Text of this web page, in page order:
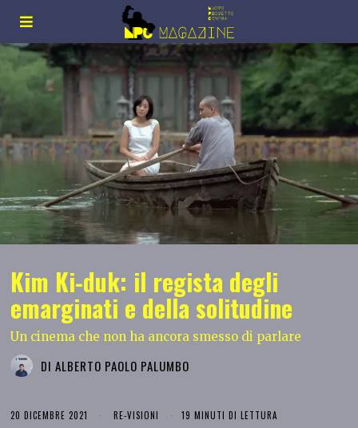
Kim Ki-duk: il regista degli
emarginati e della solitudine
Un cinema che non ha ancora smesso di parlare
DIALBERTO PAOLO PALUMBO
20 DICEMBRE 2021 RE-VISIONI 19 MINUTI DI LETTURA